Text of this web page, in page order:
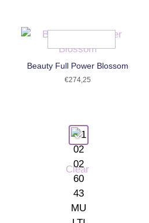
Beauty Full Power Blossom
€274,25
Clear